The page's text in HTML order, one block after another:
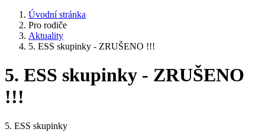
Úvodní stránka
Pro rodiče
Aktuality
5. ESS skupinky - ZRUŠENO !!!
5. ESS skupinky - ZRUŠENO
!!!
5. ESS skupinky